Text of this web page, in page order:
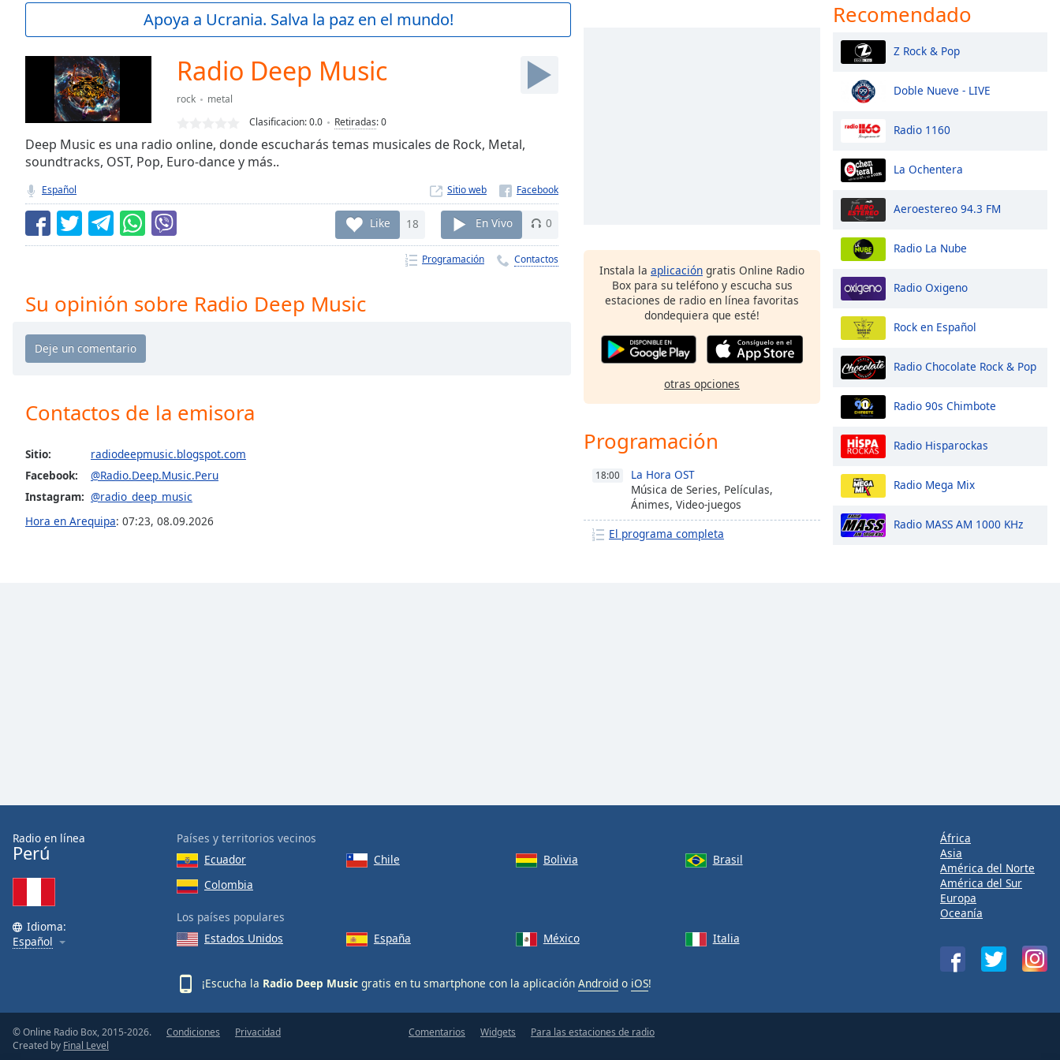
Current
Duration-:-
Stream
TypeLIVE
Seek to
currently
behind
LIVE
Remaining
Time-
Playback
Chapters
Descriptions
descriptions
selected
window.
Beginning
cancel
and
Apoya a Ucrania. Salva la paz en el mundo!
Radio Deep Music
rock
metal
Clasificacion:0.0 Retiradas:0
Deep Music es una radio online, donde escucharás temas musicales de Rock, Metal,
soundtracks, OST, Pop, Euro-dance y más..
Español Sitio web
Like 18 En Vivo 0
Programación Contactos
Su opinión sobre Radio Deep Music
Contactos de la emisora
Sitio:
radiodeepmusic.blogspot.com
Facebook:
@Radio.Deep.Music.Peru
Instagram: @radio_deep_music
Hora en Arequipa: 07:23, 08.09.2026
Instala la aplicación gratis Online Radio
Box para su teléfono y escucha sus
estaciones de radio en línea favoritas
dondequiera que esté!
otras opciones
Programación
18:00
La Hora OST
Música de Series, Películas,
Ánimes, Video-juegos
El programa completa
Recomendado
Z Rock & Pop
Doble Nueve - LIVE
Radio 1160
La Ochentera
Aeroestereo 94.3 FM
Radio La Nube
Radio Oxigeno
Rock en Español
Radio Chocolate Rock & Pop
Radio 90s Chimbote
Radio Hisparockas
Radio Mega Mix
Radio MASS AM 1000 KHz
Radio en línea
Perú
Idioma:
Español
Países y territorios vecinos
Ecuador
Chile Bolivia
Brasil
Colombia
Los países populares
Estados Unidos
España México Italia
¡Escucha la Radio Deep Music gratis en tu smartphone con la aplicación Android o iOS!
África
Asia
América del Norte
América del Sur
Europa
Oceanía
© Online Radio Box, 2015-2026.
Created by Final Level
Condiciones Privacidad Comentarios Widgets Para las estaciones de radio